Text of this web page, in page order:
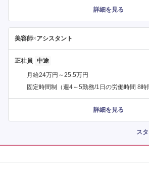
詳細を見る
美容師×アシスタント
正社員
月給24万円～25.5万円
固定時間制（週4～5勤務/1日の労働時間 8時
詳細を見る
ス